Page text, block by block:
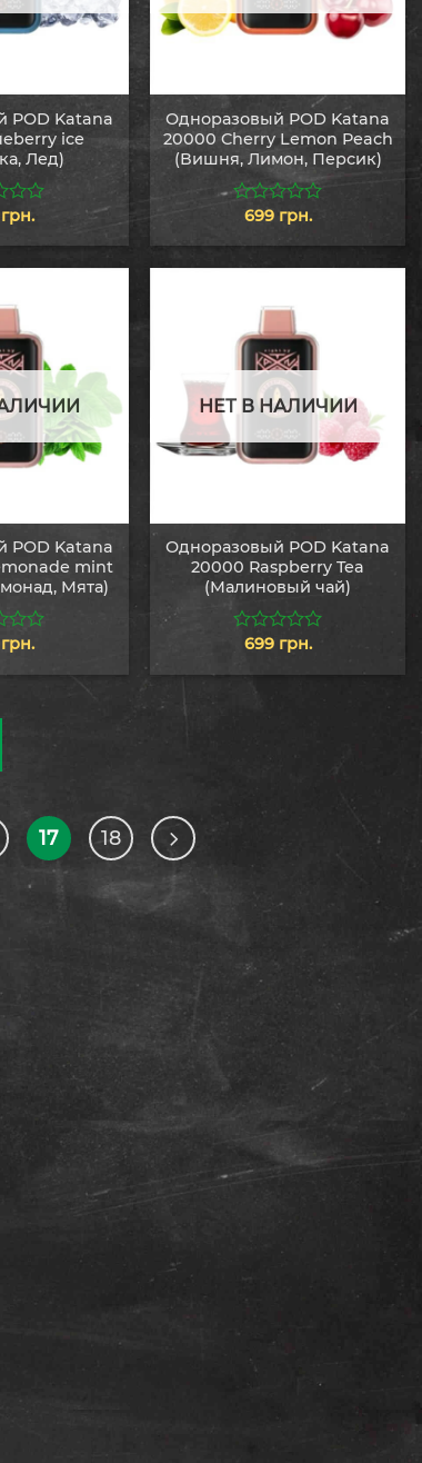
POD Katana
ice
Лед)
грн.
Одноразовый POD Katana
20000 Cherry Lemon Peach
(Вишня, Лимон, Персик)
699 грн.
POD Katana
mint
Мята)
грн.
НЕТ В НАЛИЧИИ
Одноразовый POD Katana
20000 Raspberry Tea
(Малиновый чай)
5
699 грн.
17 18